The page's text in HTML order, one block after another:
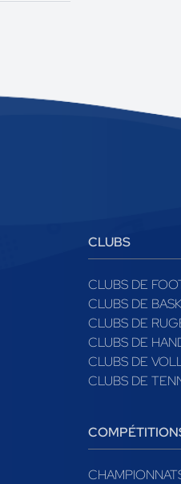
CLUBS
CLUBS DE
CLUBS DE
CLUBS DE
CLUBS DE
CLUBS DE
CLUBS DE